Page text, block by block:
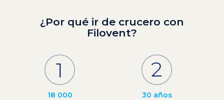
¿Por qué ir de crucero con
Filovent?
18 000
30 años